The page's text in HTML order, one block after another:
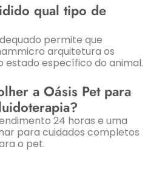
qual tipo de
permite que
arquitetura os
estado específico do animal.
a Oásis Pet para
24 horas e uma
para cuidados completos
o pet.